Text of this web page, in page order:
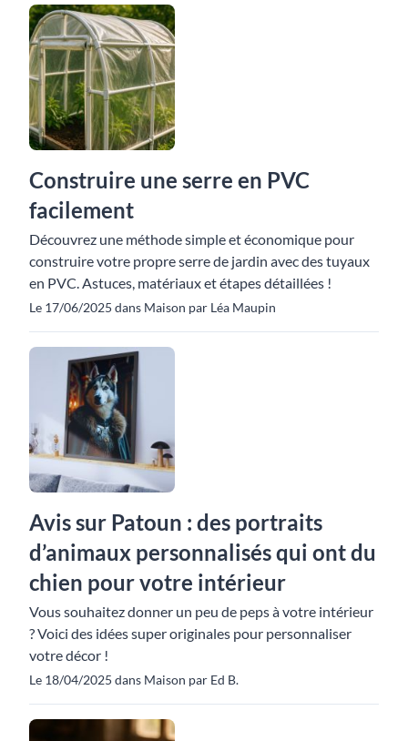
Construire une serre en PVC
facilement
Découvrez une méthode simple et économique pour
construire votre propre serre de jardin avec des tuyaux
en PVC. Astuces, matériaux et étapes détaillées !
Le 17/06/2025 dans Maison par Léa Maupin
Avis sur Patoun : des portraits
d’animaux personnalisés qui ont du
chien pour votre intérieur
Vous souhaitez donner un peu de peps à votre intérieur
? Voici des idées super originales pour personnaliser
votre décor !
Le 18/04/2025 dans Maison par Ed B.